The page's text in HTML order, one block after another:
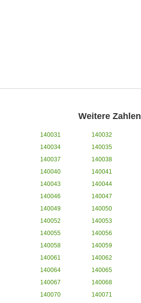
Weitere Zahlen
140031 140032
140034
140035
140037
140038
140040
140041
140043
140044
140046
140047
140049
140050
140052
140053
140055
140056
140058
140059
140061
140062
140064
140065
140067
140068
140070
140071